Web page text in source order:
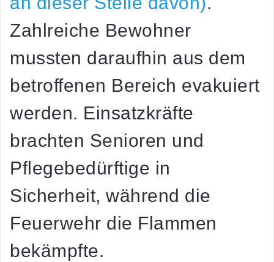
Zahlreiche Bewohner
mussten daraufhin aus dem
betroffenen Bereich evakuiert
werden. Einsatzkräfte
brachten Senioren und
Pflegebedürftige in
Sicherheit, während die
Feuerwehr die Flammen
bekämpfte.